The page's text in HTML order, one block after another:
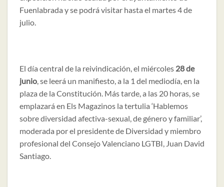
Fuenlabrada y se podrá visitar hasta el martes 4 de
julio.
El día central de la reivindicación, el miércoles 28 de
junio, se leerá un manifiesto, a la 1 del mediodía, en la
plaza de la Constitución. Más tarde, a las 20 horas, se
emplazará en Els Magazinos la tertulia ‘Hablemos
sobre diversidad afectiva-sexual, de género y familiar’,
moderada por el presidente de Diversidad y miembro
profesional del Consejo Valenciano LGTBI, Juan David
Santiago.